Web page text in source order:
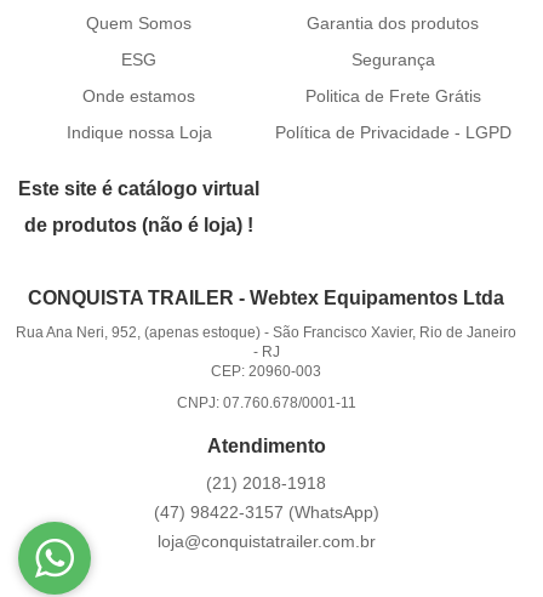
Quem Somos
ESG
Onde estamos
Indique nossa Loja
Garantia dos produtos
Segurança
Politica de Frete Grátis
Política de Privacidade - LGPD
Este site é catálogo virtual
de produtos (não é loja) !
CONQUISTA TRAILER - Webtex Equipamentos Ltda
Rua Ana Neri, 952, (apenas estoque) -São Francisco Xavier, Rio de Janeiro
- RJ
CEP: 20960-003
CNPJ: 07.760.678/0001-11
Atendimento
(21) 2018-1918
(47) 98422-3157 (WhatsApp)
loja@conquistatrailer.com.br